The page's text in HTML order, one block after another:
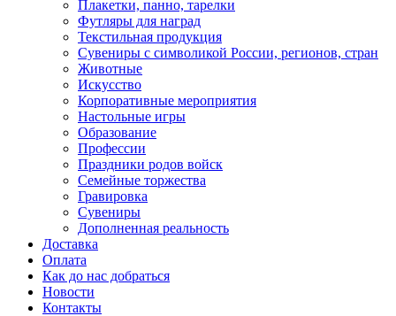
Плакетки, панно, тарелки
Футляры для наград
Текстильная продукция
Сувениры с символикой России, регионов, стран
Животные
Искусство
Корпоративные мероприятия
Настольные игры
Образование
Профессии
Праздники родов войск
Семейные торжества
Гравировка
Сувениры
Дополненная реальность
Доставка
Оплата
Как до нас добраться
Новости
Контакты